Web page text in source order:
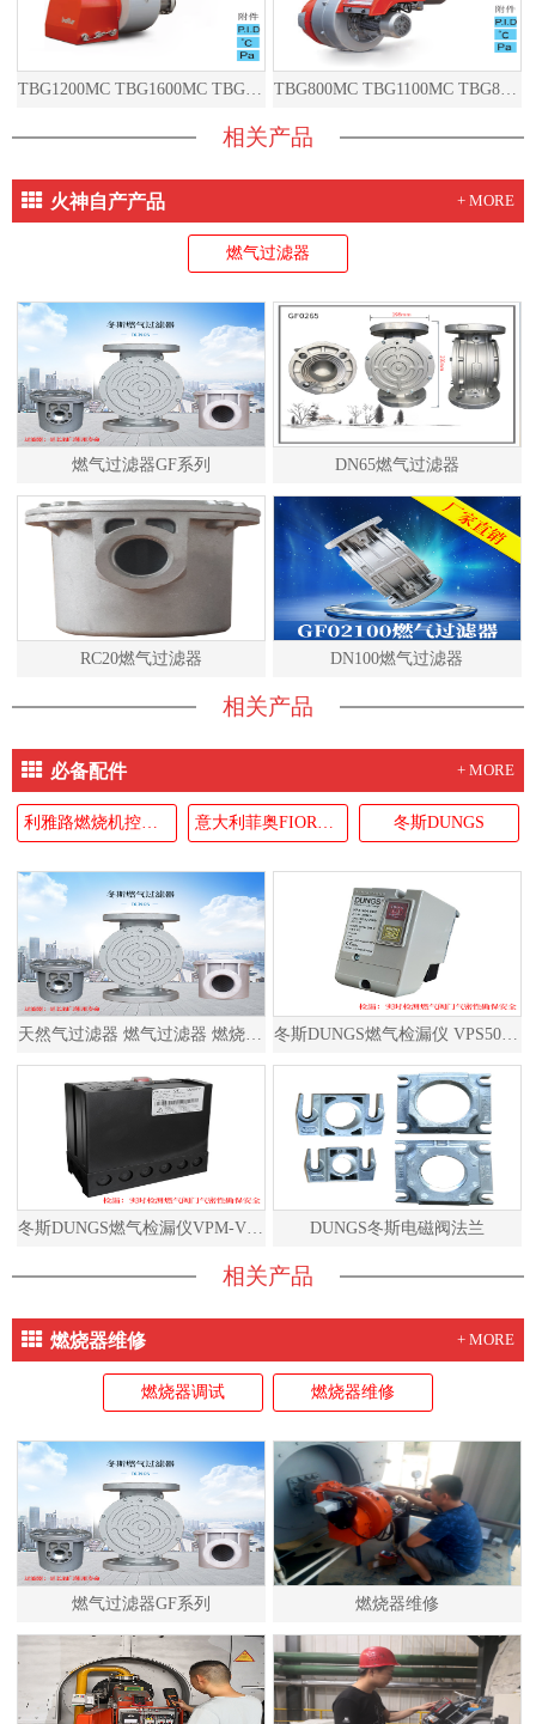
相关产品
火神自产产品 + MORE
燃气过滤器
燃气过滤器GF系列 DN65燃气过滤器
RC20燃气过滤器 DN100燃气过滤器
相关产品
必备配件 + MORE
冬斯DUNGS
DUNGS冬斯电磁阀法兰
相关产品
燃烧器维修 + MORE
燃烧器调试 燃烧器维修
燃气过滤器GF系列 燃烧器维修